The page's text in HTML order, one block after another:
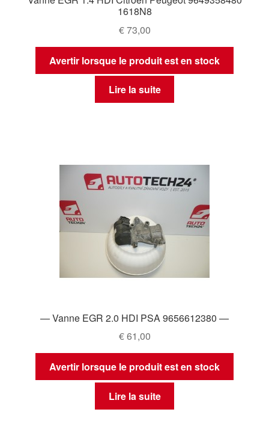
1618N8
€73,00
Avertir lorsque le produit est en stock
Lire la suite
— Vanne EGR 2.0 HDI PSA 9656612380 —
€61,00
Avertir lorsque le produit est en stock
Lire la suite